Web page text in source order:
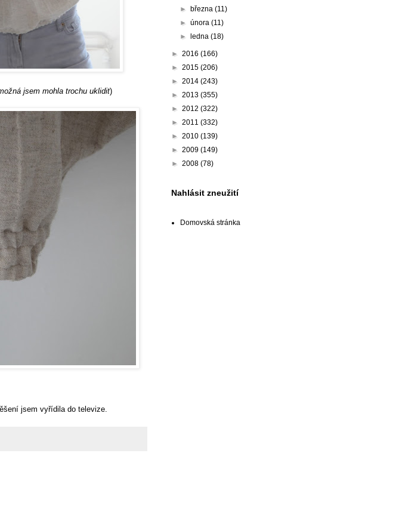
jsem mohla trochu uklidit)
jsem vyřídila do televize.
► března(11)
►února(11)
►
ledna(18)
► 2016 (166)
► 2015 (206)
► 2014 (243)
► 2013 (355)
► 2012 (322)
► 2011 (332)
► 2010 (139)
► 2009 (149)
► 2008 (78)
Nahlásit zneužití
Domovská stránka